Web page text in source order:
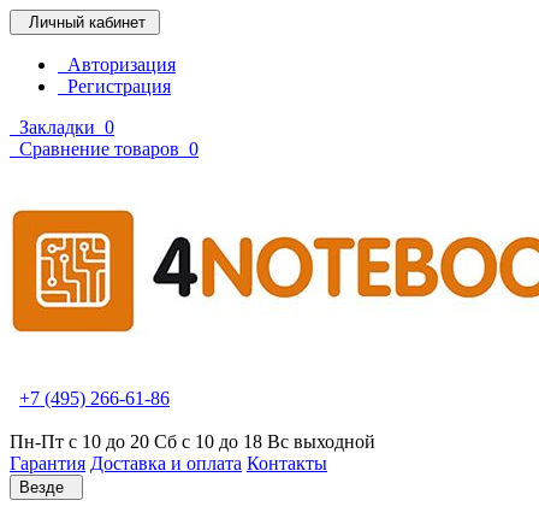
Личный кабинет
Авторизация
Регистрация
Закладки 0
Сравнение товаров 0
+7 (495) 266-61-86
Пн-Пт с 10 до 20 Сб с 10 до 18 Вс выходной
Гарантия Доставка и оплата Контакты
Везде